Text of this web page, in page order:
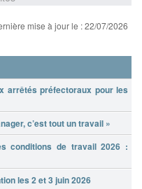
mise à jour le : 22/07/2026
arrêtés préfectoraux pour les
c’est tout un travail »
conditions de travail 2026 :
les 2 et 3 juin 2026